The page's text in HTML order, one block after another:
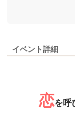
イベント詳細
恋を呼